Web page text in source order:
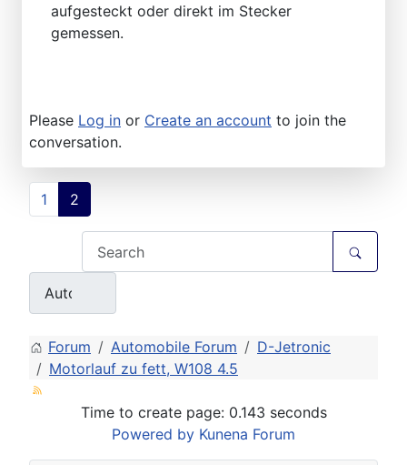
aufgesteckt oder direkt im Stecker
gemessen.
Please Log in or Create an account to join the
conversation.
1 2
Forum Automobile Forum
D-Jetronic
Motorlauf zu fett, W108 4.5
Time to create page: 0.143 seconds
Powered by Kunena Forum